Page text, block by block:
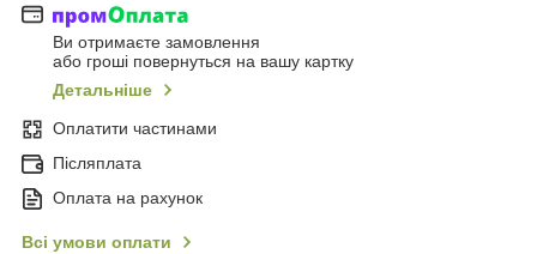
Ви отримаєте замовлення
або гроші повернуться на вашу картку
Детальніше
Оплатити частинами
Післяплата
Оплата на рахунок
Всі умови оплати